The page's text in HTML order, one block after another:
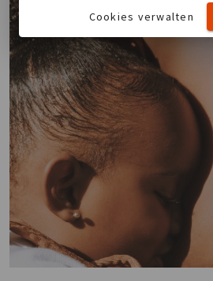
Cookies verwalten